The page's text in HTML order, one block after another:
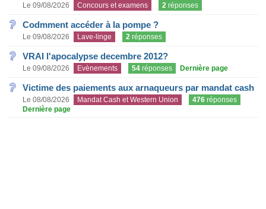
Le 09/08/2026 Concours et examens 2 réponses
Codmment accéder à la pompe ?
Le 09/08/2026 Lave-linge 2 réponses
VRAI l'apocalypse decembre 2012?
Le 09/08/2026 Evènements 54 réponses Dernière page
Victime des paiements aux arnaqueurs par mandat cash
Le 08/08/2026 Mandat Cash et Western Union 476 réponses
Dernière page